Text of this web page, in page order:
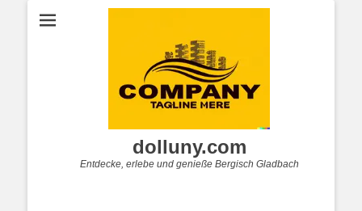
dolluny.com
Entdecke, erlebe und genieße Bergisch Gladbach